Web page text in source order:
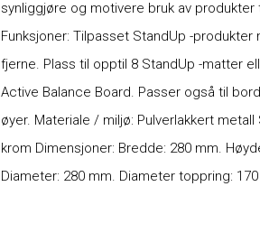
synliggjøre og motivere bruk av produkter
Funksjoner: Tilpasset StandUp -
fjerne. Plass til opptil 8 StandUp -matter
Active Balance Board. Passer også til
øyer. Materiale / miljø: Pulverlakkert
krom Dimensjoner: Bredde: 280 mm.
Diameter: 280 mm. Diameter toppring: